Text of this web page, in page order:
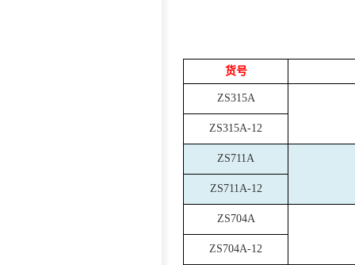
货号
ZS315A
ZS315A-12
ZS711A
ZS711A-12
ZS704A
ZS704A-12